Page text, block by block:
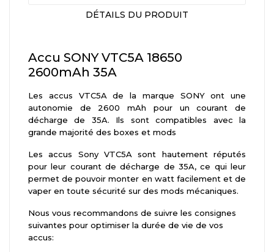
DÉTAILS DU PRODUIT
Accu SONY VTC5A 18650
2600mAh 35A
Les accus VTC5A de la marque SONY ont une
autonomie de 2600 mAh pour un courant de
décharge de 35A. Ils sont compatibles avec la
grande majorité des boxes et mods
Les accus Sony VTC5A sont hautement réputés
pour leur courant de décharge de 35A, ce qui leur
permet de pouvoir monter en watt facilement et de
vaper en toute sécurité sur des mods mécaniques.
Nous vous recommandons de suivre les consignes
suivantes pour optimiser la durée de vie de vos
accus: